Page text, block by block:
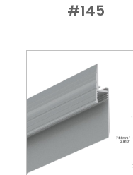
#145